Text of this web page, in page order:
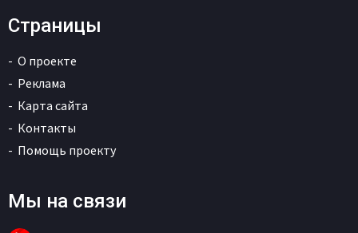
Страницы
О проекте
Реклама
Карта сайта
Контакты
Помощь проекту
Мы на связи